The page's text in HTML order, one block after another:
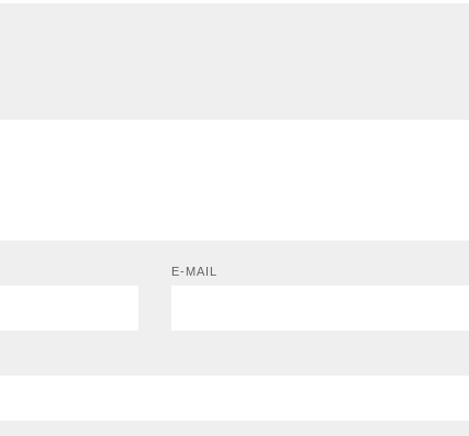
E-MAIL